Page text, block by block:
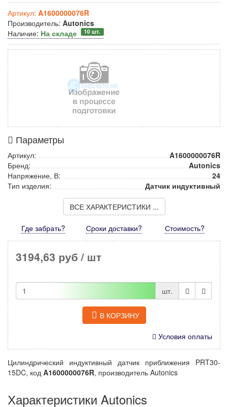
Артикул: A1600000076R
Производитель: Autonics
Наличие: На складе 10 шт.
Параметры
Артикул:
A1600000076R
Бренд:
Autonics
Напряжение, В:
24
Тип изделия:
Датчик индуктивный
ВСЕ ХАРАКТЕРИСТИКИ ...
Где забрать? Сроки доставки? Стоимость?
3194,63 руб / шт
шт.
В КОРЗИНУ
Условия оплаты
Цилиндрический индуктивный датчик приближения PRT30-
15DC, код A1600000076R, производитель Autonics
Характеристики Autonics